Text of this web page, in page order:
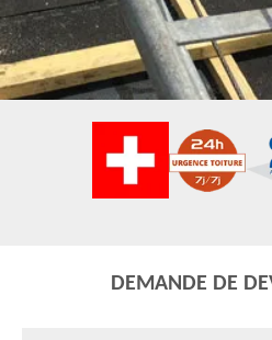
DEMANDE DE